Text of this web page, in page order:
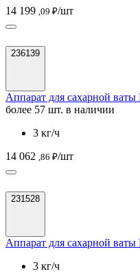
14 199 ,09 ₽/шт
236139
Аппарат для сахарной
более 57 шт. в наличии
3 кг/ч
14 062 ,86 ₽/шт
231528
Аппарат для сахарной
3 кг/ч